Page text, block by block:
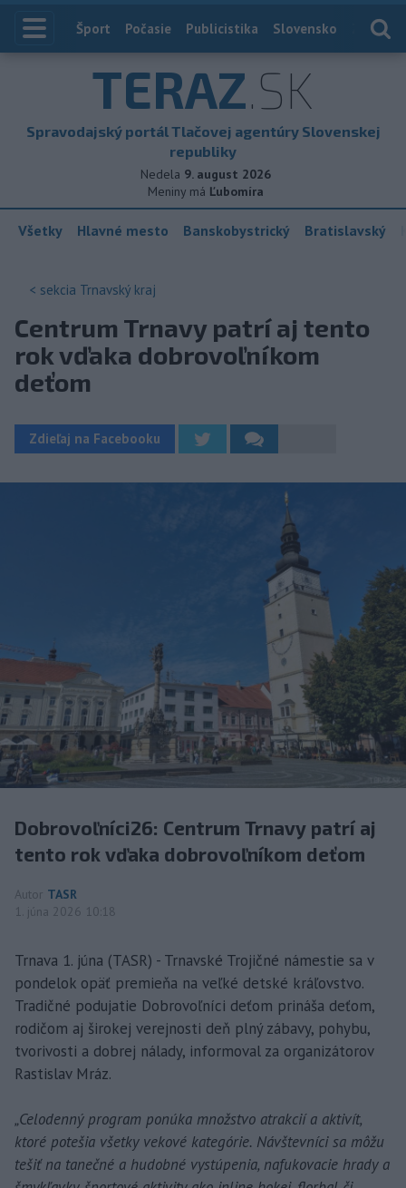
Index
Šport Počasie Publicistika Slovensko
TERAZ.SK
Spravodajský portál Tlačovej agentúry Slovenskej
republiky
Nedela 9. august 2026
Meniny má Ľubomíra
Všetky Hlavné mesto Banskobystrický Bratislavský
< sekcia Trnavský kraj
Centrum Trnavy patrí aj tento
rok vďaka dobrovoľníkom
deťom
Zdieľaj na Facebooku
Dobrovoľníci26: Centrum Trnavy patrí aj
tento rok vďaka dobrovoľníkom deťom
Autor TASR
1. júna 2026 10:18
Trnava 1. júna (TASR) - Trnavské Trojičné námestie sa v
pondelok opäť premieňa na veľké detské kráľovstvo.
Tradičné podujatie Dobrovoľníci deťom prináša deťom,
rodičom aj širokej verejnosti deň plný zábavy, pohybu,
tvorivosti a dobrej nálady, informoval za organizátorov
Rastislav Mráz.
„Celodenný program ponúka množstvo atrakcií a aktivít,
ktoré potešia všetky vekové kategórie. Návštevníci sa môžu
tešiť na tanečné a hudobné vystúpenia, nafukovacie hrady a